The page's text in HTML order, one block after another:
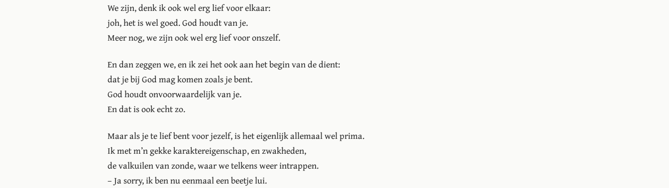
We zijn, denk ik ook wel erg lief voor elkaar:
joh, het is wel goed. God houdt van je.
Meer nog, we zijn ook wel erg lief voor onszelf.
En dan zeggen we, en ik zei het ook aan het begin van de dient:
dat je bij God mag komen zoals je bent.
God houdt onvoorwaardelijk van je.
En dat is ook echt zo.
Maar als je te lief bent voor jezelf, is het eigenlijk allemaal wel prima.
Ik met m’n gekke karaktereigenschap, en zwakheden,
de valkuilen van zonde, waar we telkens weer intrappen.
– Ja sorry, ik ben nu eenmaal een beetje lui.